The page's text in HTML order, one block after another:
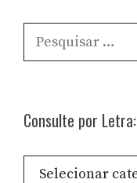
Pesquisar
por:
Consulte por Letra:
Consulte